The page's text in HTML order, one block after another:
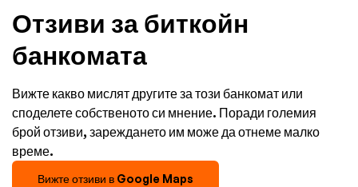
Отзиви за биткойн
банкомата
Вижте какво мислят другите за този банкомат или
споделете собственото си мнение. Поради големия
брой отзиви, зареждането им може да отнеме малко
време.
Вижте отзиви в Google Maps